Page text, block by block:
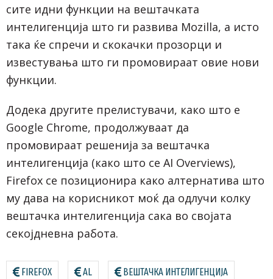
сите идни функции на вештачката
интелигенција што ги развива Mozilla, а исто
така ќе спречи и скокачки прозорци и
известувања што ги промовираат овие нови
функции.
Додека другите прелистувачи, како што е
Google Chrome, продолжуваат да
промовираат решенија за вештачка
интелигенција (како што се AI Overviews),
Firefox се позиционира како алтернатива што
му дава на корисникот моќ да одлучи колку
вештачка интелигенција сака во својата
секојдневна работа.
FIREFOX AL ВЕШТАЧКА ИНТЕЛИГЕНЦИЈА